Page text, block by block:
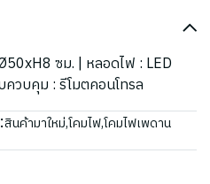
ซม. | หลอดไฟ : LED
วบคุม : รีโมตคอนโทรล
สินค้ามาใหม่,โคมไฟ,โคมไฟเพดาน